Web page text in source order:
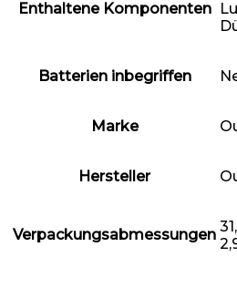
Enthaltene Komponenten
Batterien inbegriffen
Marke
Hersteller
Verpackungsabmessungen